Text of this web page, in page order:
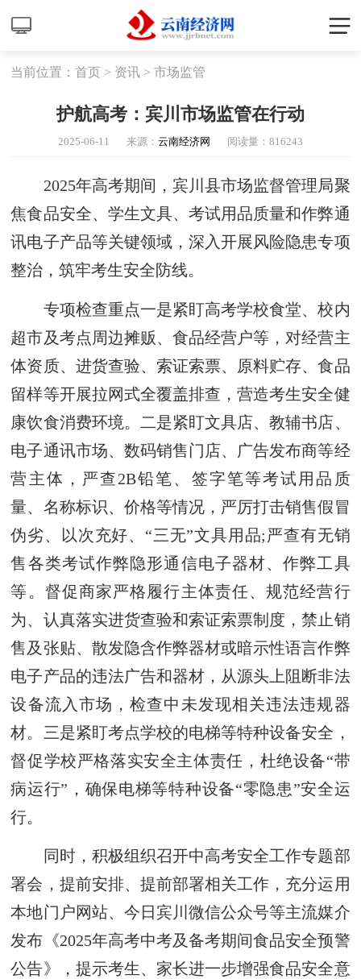
当前位置：首页 > 资讯 >市场监管
护航高考：宾川市场监管在行动
2025-06-11 来源： 云南经济网 阅读量： 816243
2025年高考期间，宾川县市场监督管理局聚
焦食品安全、学生文具、考试用品质量和作弊通
讯电子产品等关键领域，深入开展风险隐患专项
整治，筑牢考生安全防线。
专项检查重点一是紧盯高考学校食堂、校内
超市及考点周边摊贩、食品经营户等，对经营主
体资质、进货查验、索证索票、原料贮存、食品
留样等开展拉网式全覆盖排查，营造考生安全健
康饮食消费环境。二是紧盯文具店、教辅书店、
电子通讯市场、数码销售门店、广告发布商等经
营主体，严查2B铅笔、签字笔等考试用品质
量、名称标识、价格等情况，严厉打击销售假冒
伪劣、以次充好、“三无”文具用品;严查有无销
售各类考试作弊隐形通信电子器材、作弊工具
等。督促商家严格履行主体责任、规范经营行
为、认真落实进货查验和索证索票制度，禁止销
售及张贴、散发隐含作弊器材或暗示性语言作弊
电子产品的违法广告和器材，从源头上阻断非法
设备流入市场，检查中未发现相关违法违规器
材。三是紧盯考点学校的电梯等特种设备安全，
督促学校严格落实安全主体责任，杜绝设备“带
病运行”，确保电梯等特种设备“零隐患”安全运
行。
同时，积极组织召开中高考安全工作专题部
署会，提前安排、提前部署相关工作，充分运用
本地门户网站、今日宾川微信公众号等主流媒介
发布《2025年高考中考及备考期间食品安全预警
公告》，提示考生、家长进一步增强食品安全意